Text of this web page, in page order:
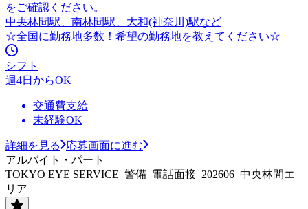
をご確認ください。
中央林間駅、南林間駅、大和(神奈川)駅など
☆全国に勤務地多数！希望の勤務地を教えてください☆
シフト
週4日からOK
交通費支給
未経験OK
詳細を見る
応募画面に進む
アルバイト・パート
TOKYO EYE SERVICE_警備_電話面接_202606_中央林間エ
リア